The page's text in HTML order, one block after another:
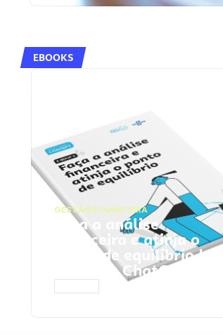
EBOOKS
GESTÃO FINANCEIRA
Faça a análise
financeira e atinja o
ponto de equilíbrio |
Prompts ChatGPT